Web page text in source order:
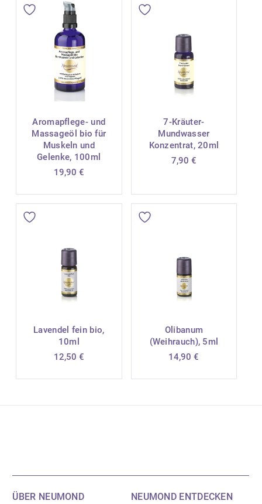
über die für den von Ihnen gewünschten
Verwendungszweck empfohlene Verdünnung
bzw. Dosierung.
Signalwort: Achtung
Gesundheitsschädlich bei Verschlucken. Bei
Verschlucken: Bei Unwohlsein
Mund ausspülen.
Aromapflege- und
Massageöl bio für
Muskeln und
Gelenke, 100ml
19,90 €
7-Kräuter-
Mundwasser
Konzentrat, 20ml
7,90 €
Lavendel fein bio,
10ml
12,50 €
Olibanum
(Weihrauch), 5ml
14,90€
ÜBER NEUMOND NEUMOND ENTDECKEN